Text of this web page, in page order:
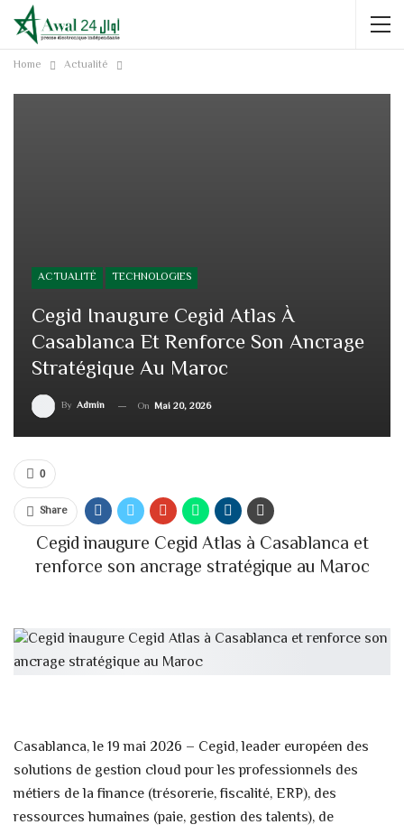
Home Actualité
ACTUALITÉ TECHNOLOGIES
Cegid Inaugure Cegid Atlas À
Casablanca Et Renforce Son Ancrage
Stratégique Au Maroc
By Admin On Mai 20, 2026
0
Share
Cegid inaugure Cegid Atlas à Casablanca et
renforce son ancrage stratégique au Maroc
Casablanca, le 19 mai 2026 – Cegid, leader européen des
solutions de gestion cloud pour les professionnels des
métiers de la finance (trésorerie, fiscalité, ERP), des
ressources humaines (paie, gestion des talents), de